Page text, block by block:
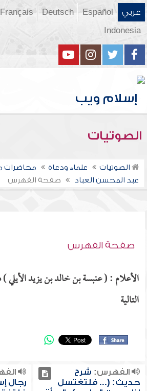
عربي Español
Deutsch
Français
Indonesia
الصوتيات
الصوتيات علماء ودعاة
محاضرات
عبد المحسن العباد
صفحة الفهرس
صفحة الفهرس
الأعلام : ( عنبسة بن خالد بن يزيد الأيلي
التالية
الفهرس: شرح
حديث: (... فلتغتسل
رجال